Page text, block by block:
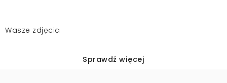
Wasze zdjęcia
Sprawdź więcej